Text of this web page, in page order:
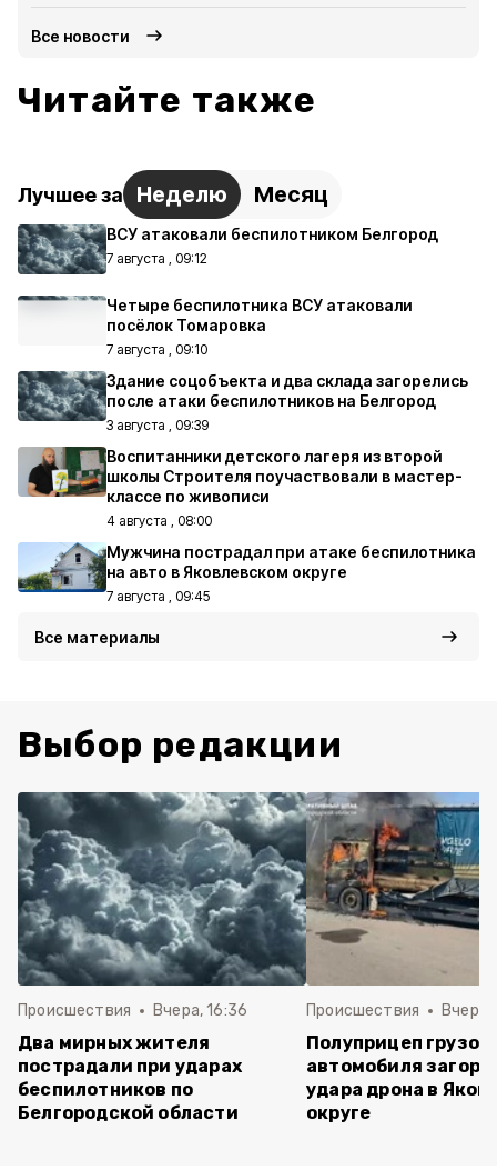
Все новости
Читайте также
Лучшее за Неделю Месяц
ВСУ атаковали беспилотником Белгород
7 августа , 09:12
Четыре беспилотника ВСУ атаковали
посёлок Томаровка
7 августа , 09:10
Здание соцобъекта и два склада загорелись
после атаки беспилотников на Белгород
3 августа , 09:39
Воспитанники детского лагеря из второй
школы Строителя поучаствовали в мастер-
классе по живописи
4 августа , 08:00
Мужчина пострадал при атаке беспилотника
на авто в Яковлевском округе
7 августа , 09:45
Все материалы
Выбор редакции
Происшествия Вчера, 16:36
Два мирных жителя
пострадали при ударах
беспилотников по
Белгородской области
Происшествия Вчера,
Полуприцеп
автомобиля
удара дрона в
округе